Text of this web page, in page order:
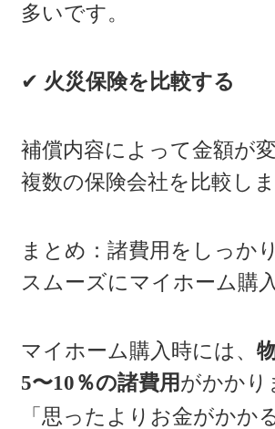
多いです。
✔ 火災保険を比較する
補償内容によって金額が
複数の保険会社を比較しま
まとめ：諸費用をしっか
スムーズにマイホーム購
マイホーム購入時には、
5〜10％の諸費用がかかり
「思ったよりお金がかか